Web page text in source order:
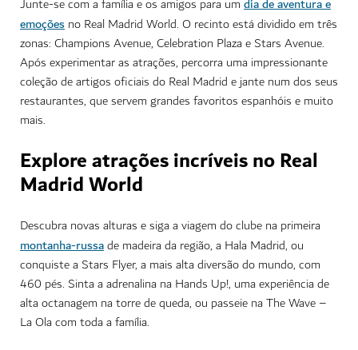
Junte-se com a família e os amigos para um
emoções no Real Madrid World. O recinto está dividido em três
zonas: Champions Avenue, Celebration Plaza e Stars Avenue.
Após experimentar as atrações, percorra uma impressionante
coleção de artigos oficiais do Real Madrid e jante num dos seus
restaurantes, que servem grandes favoritos espanhóis e muito
mais.
Explore atrações incríveis no Real
Madrid World
Descubra novas alturas e siga a viagem do clube na primeira
montanha-russade madeira da região, a Hala Madrid, ou
conquiste a Stars Flyer, a mais alta diversão do mundo, com
460 pés. Sinta a adrenalina na Hands Up!, uma experiência de
alta octanagem na torre de queda, ou passeie na The Wave –
La Ola com toda a família.